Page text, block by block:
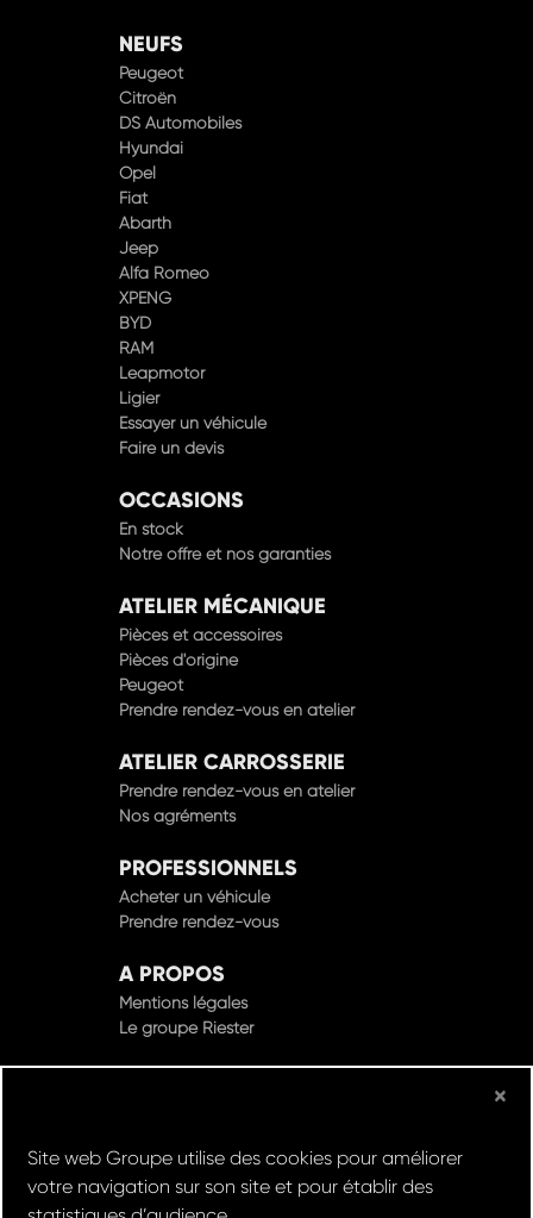
Peugeot
Citroën
DS Automobiles
Hyundai
Opel
Fiat
Abarth
Jeep
Alfa Romeo
XPENG
BYD
RAM
Leapmotor
Ligier
Essayer un véhicule
Faire un devis
En stock
Notre offre et nos garanties
Pièces et accessoires
Pièces d'origine
Peugeot
Prendre rendez-vous en atelier
Prendre rendez-vous en atelier
Nos agréments
Acheter un véhicule
Prendre rendez-vous
Mentions légales
Le groupe Riester
Design & Développement par
×
Site web Groupe utilise des cookies pour améliorer
votre navigation sur son site et pour établir des